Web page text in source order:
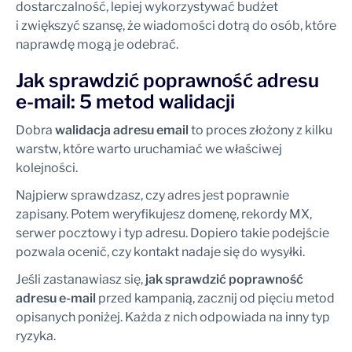
dostarczalność, lepiej wykorzystywać budżet
i zwiększyć szansę, że wiadomości dotrą do osób, które
naprawdę mogą je odebrać.
Jak sprawdzić poprawność adresu
e-mail: 5 metod walidacji
Dobra walidacja adresu email to proces złożony z kilku
warstw, które warto uruchamiać we właściwej
kolejności.
Najpierw sprawdzasz, czy adres jest poprawnie
zapisany. Potem weryfikujesz domenę, rekordy MX,
serwer pocztowy i typ adresu. Dopiero takie podejście
pozwala ocenić, czy kontakt nadaje się do wysyłki.
Jeśli zastanawiasz się, jak sprawdzić poprawność
adresu e-mail przed kampanią, zacznij od pięciu metod
opisanych poniżej. Każda z nich odpowiada na inny typ
ryzyka.